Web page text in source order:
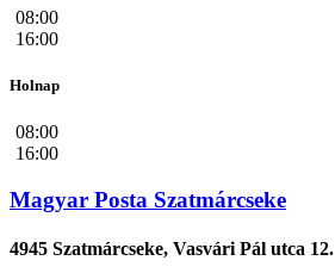
08:00
16:00
Holnap
08:00
16:00
Magyar Posta Szatmárcseke
4945 Szatmárcseke, Vasvári Pál utca 12.